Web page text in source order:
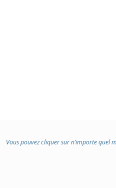
Vous pouvez cliquer sur n’importe quel